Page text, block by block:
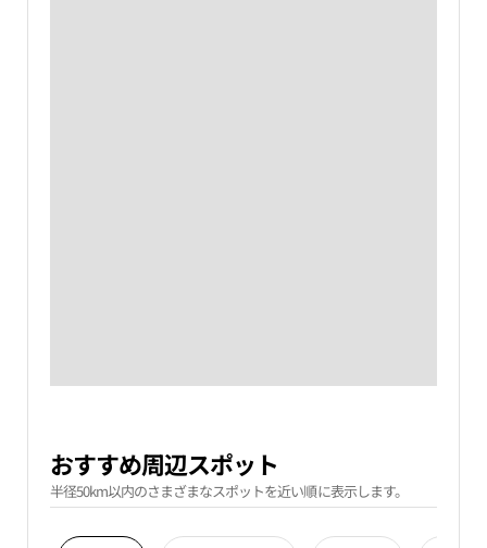
おすすめ周辺スポット
半径50km以内のさまざまなスポットを近い順に表示します。